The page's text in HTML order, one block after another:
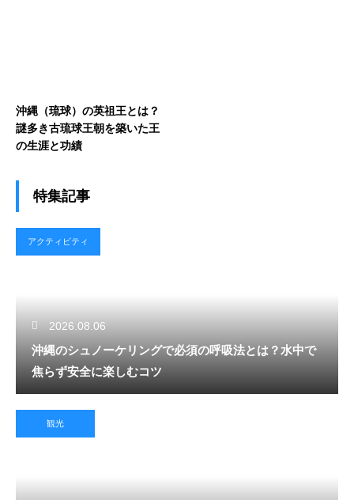
沖縄（琉球）の英祖王とは？
謎多き古琉球王朝を築いた王
の生涯と功績
特集記事
アクティビティ
2026.08.06
沖縄のシュノーケリングで必須の呼吸法とは？水中で
焦らず安全に楽しむコツ
観光